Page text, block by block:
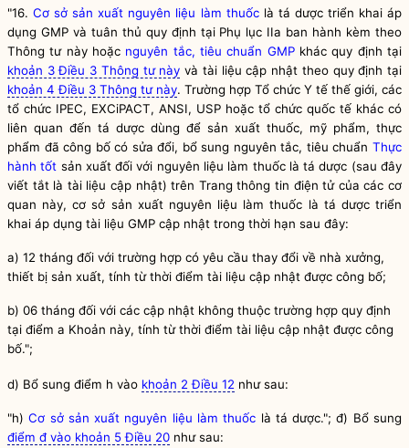
"16.Cơ sở sản xuất nguyên liệu làm thuốclà tá dược triển khai áp
dụng GMP và tuân thủ quy định tại Phụ lục IIa ban hành kèm theo
Thông tư này hoặc nguyên tắc, tiêu chuẩn GMPkhác quy định tại
khoản 3 Điều 3 Thông tư này và tài liệu cập nhật theo quy định tại
khoản 4 Điều 3 Thông tư này. Trường hợp Tổ chức Y tế thế giới, các
tổ chức IPEC, EXCiPACT, ANSI, USP hoặc tổ chức quốc tế khác có
liên quan đến tá dược dùng để sản xuất thuốc, mỹ phẩm, thực
phẩm đã công bố có sửa đổi, bổ sung nguyên tắc, tiêu chuẩn Thực
hành tốt sản xuất đối với nguyên liệu làm thuốc là tá dược (sau đây
viết tắt là tài liệu cập nhật) trên Trang thông tin điện tử của các cơ
quan này,cơ sở sản xuất nguyên liệu làm thuốc là tá dược triển
khai áp dụng tài liệu GMP cập nhật trong thời hạn sau đây:
a) 12 tháng đối với trường hợp có yêu cầu thay đổi về nhà xưởng,
thiết bị sản xuất, tính từ thời điểm tài liệu cập nhật được công bố;
b) 06 tháng đối với các cập nhật không thuộc trường hợp quy định
tại điểm a Khoản này, tính từ thời điểm tài liệu cập nhật được công
bố.";
d) Bổ sung điểm h vào khoản 2 Điều 12 như sau:
"h)Cơ sở sản xuất nguyên liệu làm thuốc là tá dược."; đ) Bổ sung
điểm đ vào khoản 5 Điều 20 như sau: